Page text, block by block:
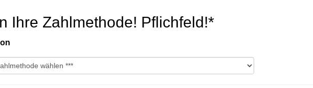
Ihre Zahlmethode! Pflichfeld!*